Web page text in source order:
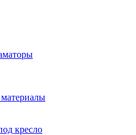
кресло